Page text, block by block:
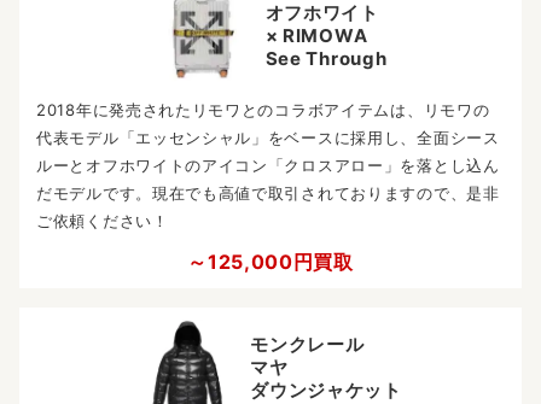
オフホワイト
× RIMOWA
See Through
2018年に発売されたリモワとのコラボアイテムは、リモワの
代表モデル「エッセンシャル」をベースに採用し、全面シース
ルーとオフホワイトのアイコン「クロスアロー」を落とし込ん
だモデルです。現在でも高値で取引されておりますので、是非
ご依頼ください！
～125,000円買取
モンクレール
マヤ
ダウンジャケット